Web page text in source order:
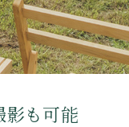
影も可能